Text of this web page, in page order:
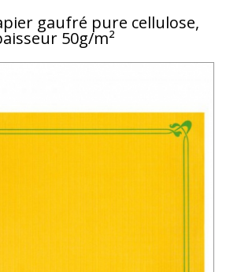
gaufré pure cellulose,
50g/m²